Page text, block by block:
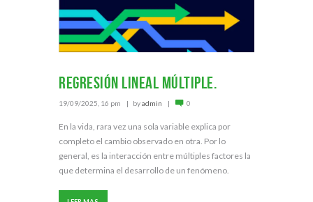
Regresión lineal múltiple.
19/09/2025, 16 pm byadmin 0
En la vida, rara vez una sola variable explica por
completo el cambio observado en otra. Por lo
general, es la interacción entre múltiples factores la
que determina el desarrollo de un fenómeno.